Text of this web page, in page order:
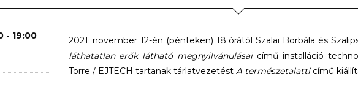
- 19:00
2021. november 12-én (pénteken) 18 órától Szalai Borbála és
láthatatlan erők látható megnyilvánulásaicímű installáció
Torre / EJTECH tartanak tárlatvezetést A természetalatticímű